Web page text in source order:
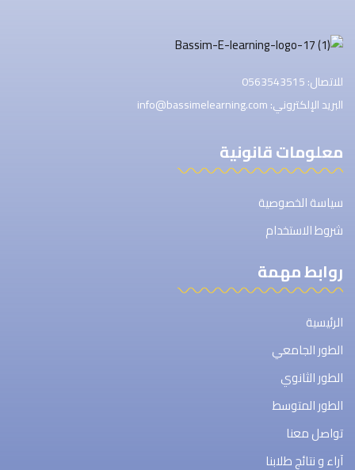
للاتصال: 0563543515
البريد الإلكتروني: info@bassimelearning.com
معلومات قانونية
سياسة الخصوصية
شروط الاستخدام
روابط مهمة
الرئيسية
الطور الجامعي
الطور الثانوي
الطور المتوسط
تواصل معنا
آراء و نتائج طلابنا